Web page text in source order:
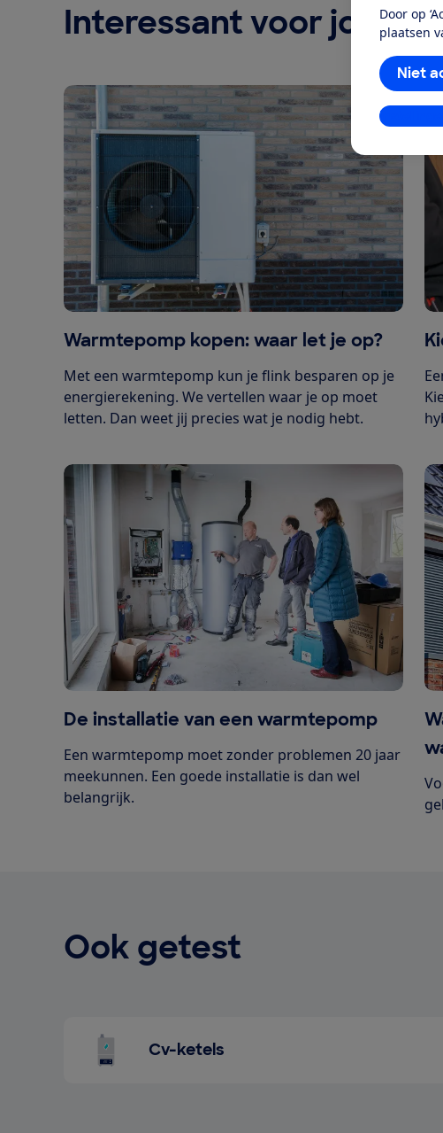
Door op
plaatsen
Niet
Interessant voor jou
Warmtepomp kopen: waar let je op?
Met een warmtepomp kun je flink besparen op je
energierekening. We vertellen waar je op moet
letten. Dan weet jij precies wat je nodig hebt.
De installatie van een warmtepomp
Een warmtepomp moet zonder problemen 20 jaar
meekunnen. Een goede installatie is dan wel
belangrijk.
Ook getest
Cv-ketels